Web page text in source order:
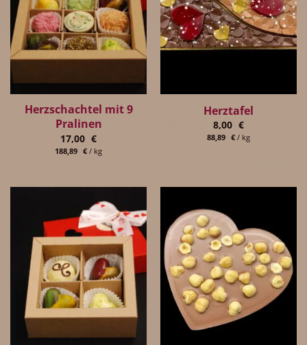
Herzschachtel mit 9
Pralinen
17,00 €
188,89 € / kg
Herztafel
8,00 €
88,89 € / kg